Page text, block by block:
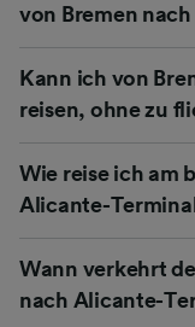
von Bremen
Kann ich von
reisen, ohne zu
Wie reise ich am
Alicante-
Wann verkehrt
nach Alicante-